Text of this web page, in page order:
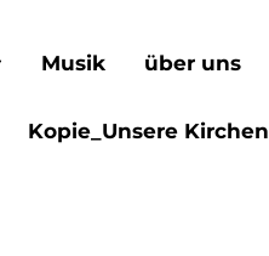
Musik über uns
Kopie_Unsere Kirchen